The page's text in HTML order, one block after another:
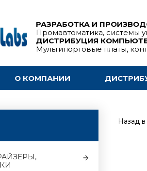
РАЗРАБОТКА И
Промавтоматика, системы
ДИСТРИБУЦИЯ
Мультипортовые платы,
О КОМПАНИИ
Назад в